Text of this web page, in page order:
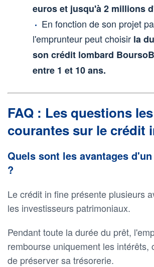
euros et jusqu'à 2 millions
En fonction de son projet
l'emprunteur peut choisir la
son crédit lombard
entre 1 et 10 ans.
FAQ : Les questions
courantes sur le crédit
Quels sont les avantages
?
Le crédit in fine présente plusieurs
les investisseurs patrimoniaux.
Pendant toute la durée du prêt,
rembourse uniquement les intérêts,
de préserver sa trésorerie.